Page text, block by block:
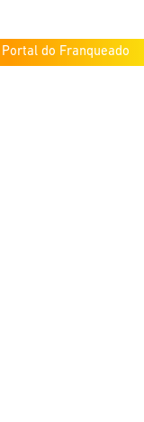
Portal do Franqueado